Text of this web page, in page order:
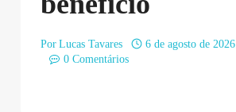
Por Lucas Tavares
6 de agosto de 2026
0 Comentários